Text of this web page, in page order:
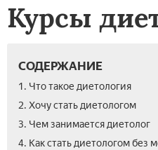
Курсы
СОДЕРЖАНИЕ
1. Что такое диетология
2. Хочу стать диетологом
3. Чем занимается диетолог
4. Как стать диетологом без